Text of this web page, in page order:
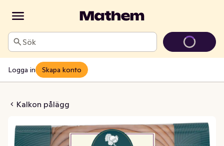
Sök
Logga in Skapa konto
Kalkon pålägg
Kalkonbröst